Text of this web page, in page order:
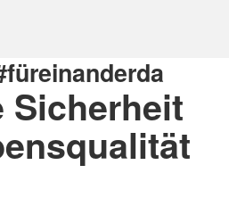
Sicherheit